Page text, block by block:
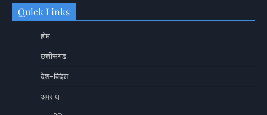
Quick Links
होम
छत्तीसगढ़
देश-विदेश
अपराध